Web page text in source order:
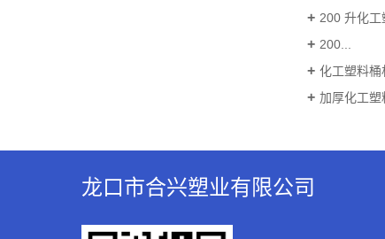
200 升化工
200...
化工塑料桶
加厚化工塑
龙口市合兴塑业有限公司